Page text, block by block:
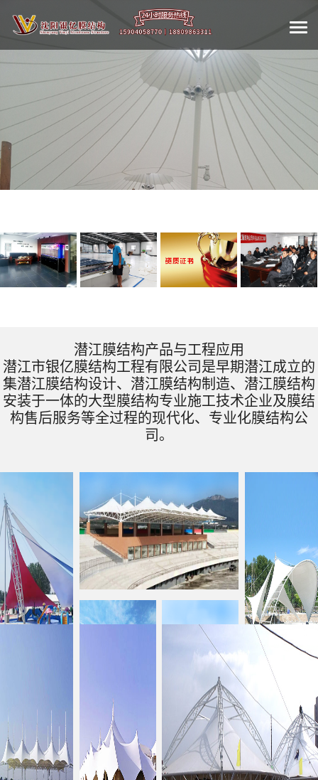
潜江膜结构产品与工程应用
潜江市银亿膜结构工程有限公司是早期潜江成立的
集潜江膜结构设计、潜江膜结构制造、潜江膜结构
安装于一体的大型膜结构专业施工技术企业及膜结
构售后服务等全过程的现代化、专业化膜结构公
司。